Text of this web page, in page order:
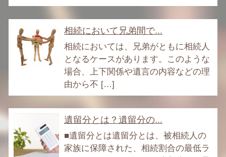
相続において兄弟間で...
相続においては、兄弟がともに相続人
となるケースがあります。このような
場合、上下関係や遺言の内容などの理
由から不 […]
遺留分とは？遺留分の...
■遺留分とは遺留分とは、被相続人の
家族に保障された、相続割合の最低ラ